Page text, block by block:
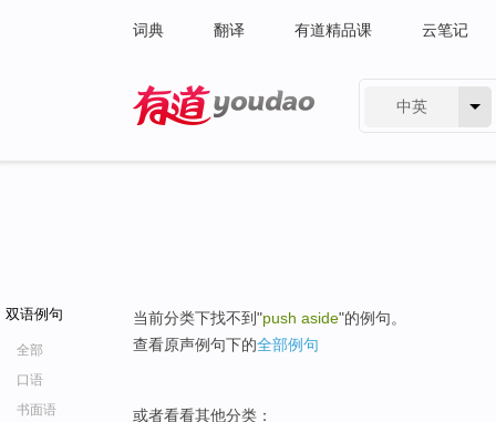
词典 翻译 有道精品课 云笔记
中英
双语例句
全部
口语
书面语
当前分类下找不到"push aside"的例句。
查看原声例句下的全部例句
或者看看其他分类：